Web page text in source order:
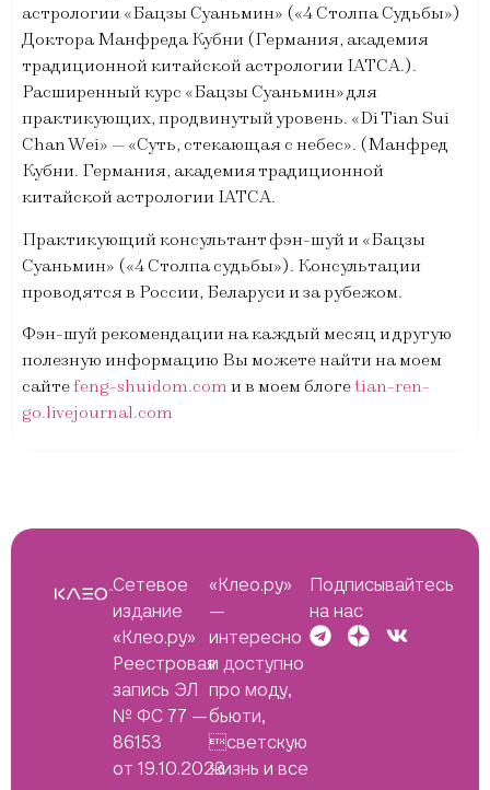
астрологии «Бацзы Суаньмин» («4 Столпа Судьбы»)
Доктора Манфреда Кубни (Германия, академия
традиционной китайской астрологии IATCA.).
Расширенный курс «Бацзы Суаньмин» для
практикующих, продвинутый уровень. «Di Tian Sui
Chan Wei» — «Суть, стекающая с небес». (Манфред
Кубни. Германия, академия традиционной
китайской астрологии IATCA.
Практикующий консультант фэн-шуй и «Бацзы
Суаньмин» («4 Столпа судьбы»). Консультации
проводятся в России, Беларуси и за рубежом.
Фэн-шуй рекомендации на каждый месяц и другую
полезную информацию Вы можете найти на моем
сайтеfeng-shuidom.com и в моем блогеtian-ren-
go.livejournal.com
Сетевое
издание
«Клео.ру»
Реестровая
запись ЭЛ
№ ФС 77 —
86153
от 19.10.2023
«Клео.ру»
—
интересно
и доступно
про моду,
бьюти,
светскую
жизнь и все
Подписывайтесь
на нас